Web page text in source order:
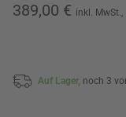
389,00 € inkl. MwSt.,
Auf Lager, noch 3